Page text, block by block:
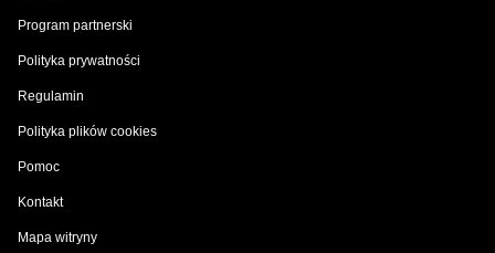
Program partnerski
Polityka prywatności
Regulamin
Polityka plików cookies
Pomoc
Kontakt
Mapa witryny